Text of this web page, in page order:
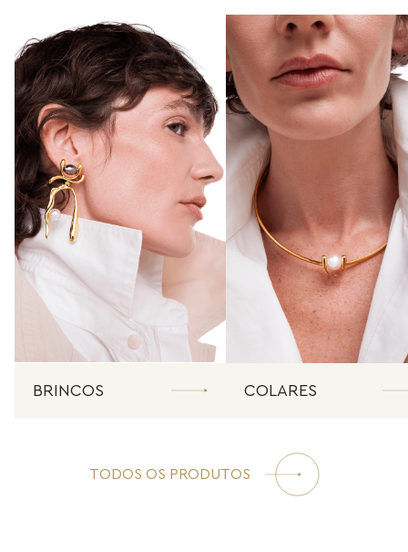
BRINCOS COLARES
TODOS OS PRODUTOS